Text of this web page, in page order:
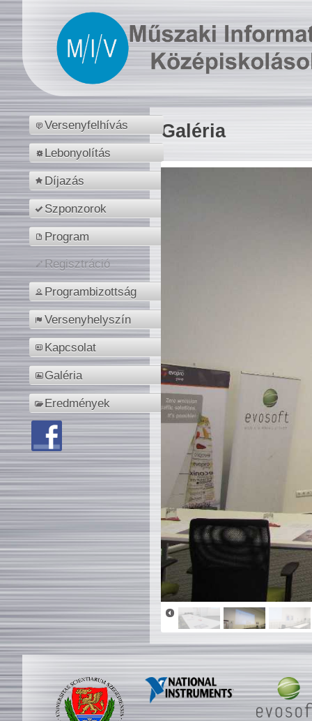
Versenyfelhívás
Lebonyolítás
Díjazás
Szponzorok
Program
Regisztráció
Programbizottság
Versenyhelyszín
Kapcsolat
Galéria
Eredmények
Galéria